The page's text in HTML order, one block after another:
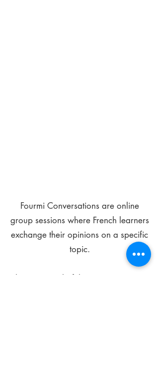
Fourmi Conversations are online
group sessions where French learners
exchange their opinions on a specific
topic.
The main goal of these meetings is to